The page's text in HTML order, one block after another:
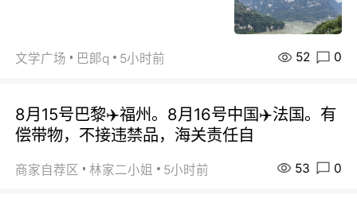
文学广场 巴郞q 5小时前 52 0
8月15号巴黎✈️福州。8月16号中国✈️法国。有
偿带物，不接违禁品，海关责任自
商家自荐区 林家二小姐 5小时前 53 0